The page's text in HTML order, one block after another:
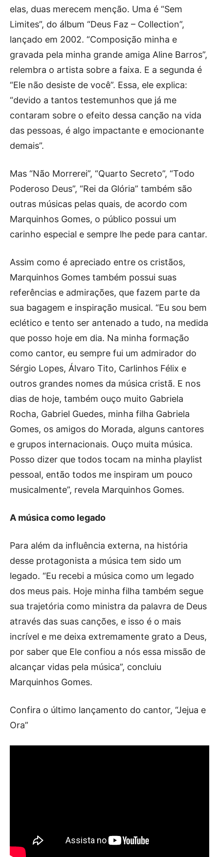
elas, duas merecem menção. Uma é “Sem
Limites”, do álbum “Deus Faz – Collection”,
lançado em 2002. “Composição minha e
gravada pela minha grande amiga Aline Barros”,
relembra o artista sobre a faixa. E a segunda é
“Ele não desiste de você”. Essa, ele explica:
“devido a tantos testemunhos que já me
contaram sobre o efeito dessa canção na vida
das pessoas, é algo impactante e emocionante
demais”.
Mas “Não Morrerei”, “Quarto Secreto”, “Todo
Poderoso Deus”, “Rei da Glória” também são
outras músicas pelas quais, de acordo com
Marquinhos Gomes, o público possui um
carinho especial e sempre lhe pede para cantar.
Assim como é apreciado entre os cristãos,
Marquinhos Gomes também possui suas
referências e admirações, que fazem parte da
sua bagagem e inspiração musical. “Eu sou bem
eclético e tento ser antenado a tudo, na medida
que posso hoje em dia. Na minha formação
como cantor, eu sempre fui um admirador do
Sérgio Lopes, Álvaro Tito, Carlinhos Félix e
outros grandes nomes da música cristã. E nos
dias de hoje, também ouço muito Gabriela
Rocha, Gabriel Guedes, minha filha Gabriela
Gomes, os amigos do Morada, alguns cantores
e grupos internacionais. Ouço muita música.
Posso dizer que todos tocam na minha playlist
pessoal, então todos me inspiram um pouco
musicalmente”, revela Marquinhos Gomes.
A música como legado
Para além da influência externa, na história
desse protagonista a música tem sido um
legado. “Eu recebi a música como um legado
dos meus pais. Hoje minha filha também segue
sua trajetória como ministra da palavra de Deus
através das suas canções, e isso é o mais
incrível e me deixa extremamente grato a Deus,
por saber que Ele confiou a nós essa missão de
alcançar vidas pela música”, concluiu
Marquinhos Gomes.
Confira o último lançamento do cantor, “Jejua e
Ora”